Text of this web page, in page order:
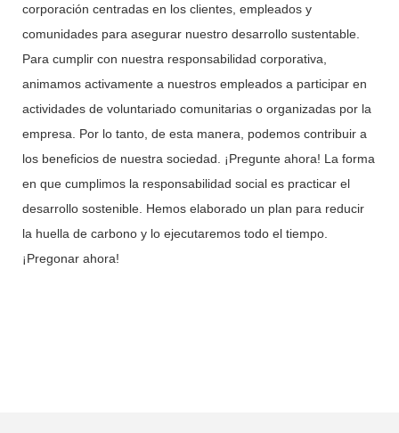
corporación centradas en los clientes, empleados y
comunidades para asegurar nuestro desarrollo sustentable.
Para cumplir con nuestra responsabilidad corporativa,
animamos activamente a nuestros empleados a participar en
actividades de voluntariado comunitarias o organizadas por la
empresa. Por lo tanto, de esta manera, podemos contribuir a
los beneficios de nuestra sociedad. ¡Pregunte ahora! La forma
en que cumplimos la responsabilidad social es practicar el
desarrollo sostenible. Hemos elaborado un plan para reducir
la huella de carbono y lo ejecutaremos todo el tiempo.
¡Pregonar ahora!